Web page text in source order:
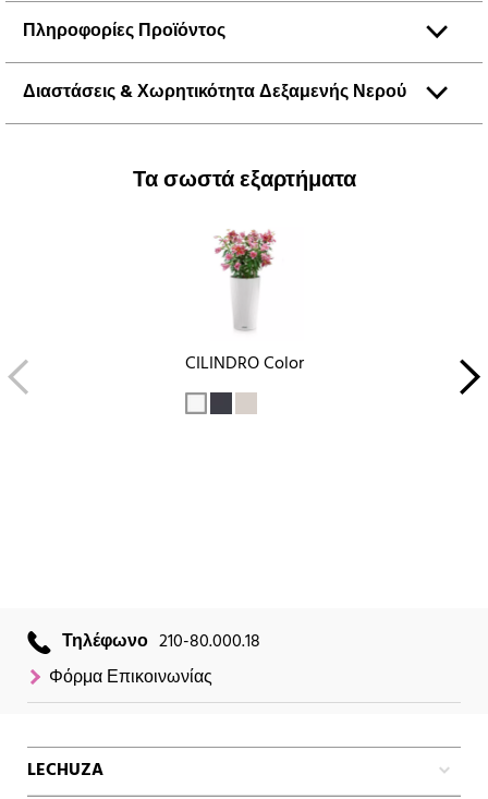
Πληροφορίες Προϊόντος
Διαστάσεις & Χωρητικότητα Δεξαμενής Νερού
Τα σωστά εξαρτήματα
CILINDRO Color
Τηλέφωνο 210-80.000.18
Φόρμα Επικοινωνίας
LECHUZA